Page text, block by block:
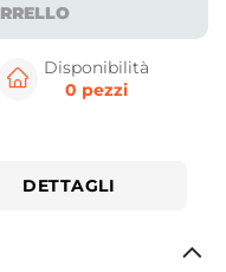
Disponibilità
0 pezzi
DETTAGLI